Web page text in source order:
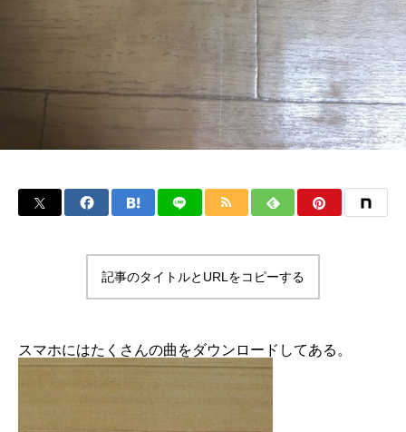
記事のタイトルとURLをコピーする
スマホにはたくさんの曲をダウンロードしてある。